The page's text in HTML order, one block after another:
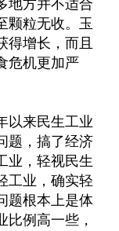
地方并不适合
颗粒无收。玉
得增长，而且
危机更加严
以来民生工业
题，搞了经济
业，轻视民生
工业，确实轻
题根本上是体
比例高一些，